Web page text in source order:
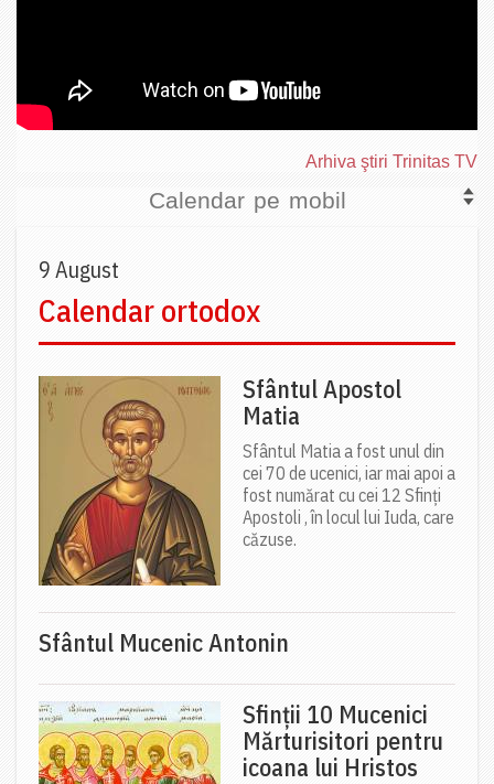
Arhiva ştiri Trinitas TV
Calendar pe mobil
9 August
Calendar ortodox
Sfântul Apostol
Matia
Sfântul Matia a fost unul din
cei 70 de ucenici, iar mai apoi a
fost numărat cu cei 12 Sfinți
Apostoli , în locul lui Iuda, care
căzuse.
Sfântul Mucenic Antonin
Sfinții 10 Mucenici
Mărturisitori pentru
icoana lui Hristos